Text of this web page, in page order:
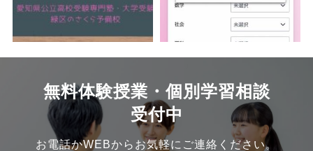
無料体験授業・個別学習相談
受付中
お電話かWEBからお気軽にご連絡ください。